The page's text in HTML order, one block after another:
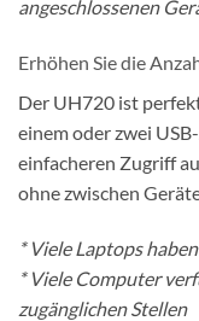
angeschlossenen
Erhöhen Sie die
Der UH720 ist
einem oder zwei
einfacheren Zugriff
ohne zwischen
* Viele Laptops
* Viele Computer
zugänglichen Stellen